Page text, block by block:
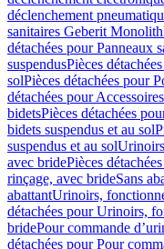
déclenchement
sanitaires Geberit Monolith
détachées pour Panneaux
suspendusPièces
solPièces détachées pour
détachées pour Accessoires
bidetsPièces détachées
bidets suspendus et au sol
suspendus et au solUrinoirs
avec bridePièces
rinçage, avec brideSans
abattantUrinoirs,
détachées pour Urinoirs,
bridePour commande
détachées pour Pour